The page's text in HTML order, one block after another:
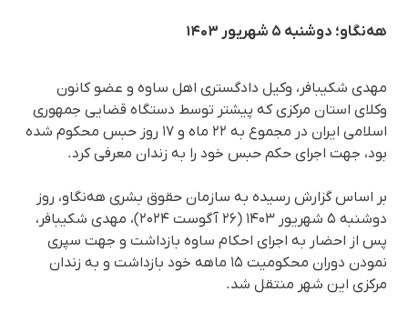
هه‌نگاو؛ دوشنبه ۵ شهریور ۱۴۰۳
مهدی شکیبافر، وکیل دادگستری اهل ساوه و عضو کانون
وکلای استان مرکزی که پیشتر توسط دستگاه قضایی جمهوری
اسلامی ایران در مجموع به ۲۲ ماه و ۱۷ روز حبس محکوم شده
بود، جهت اجرای حکم حبس خود را به زندان معرفی کرد.
بر اساس گزارش رسیده به سازمان حقوق بشری هه‌نگاو، روز
دوشنبه ۵ شهریور ۱۴۰۳ (۲۶ آگوست ۲۰۲۴)، مهدی شکیبافر،
پس از احضار به اجرای احکام ساوه بازداشت و جهت سپری
نمودن دوران محکومیت ۱۵ ماهه خود بازداشت و به زندان
مرکزی این شهر منتقل شد.